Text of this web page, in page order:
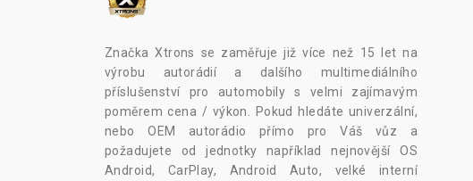
Značka Xtrons se zaměřuje již více než 15 let na
výrobu autorádií a dalšího multimediálního
příslušenství pro automobily s velmi zajímavým
poměrem cena / výkon. Pokud hledáte univerzální,
nebo OEM autorádio přímo pro Váš vůz a
požadujete od jednotky například nejnovější OS
Android, CarPlay, Android Auto, velké interní